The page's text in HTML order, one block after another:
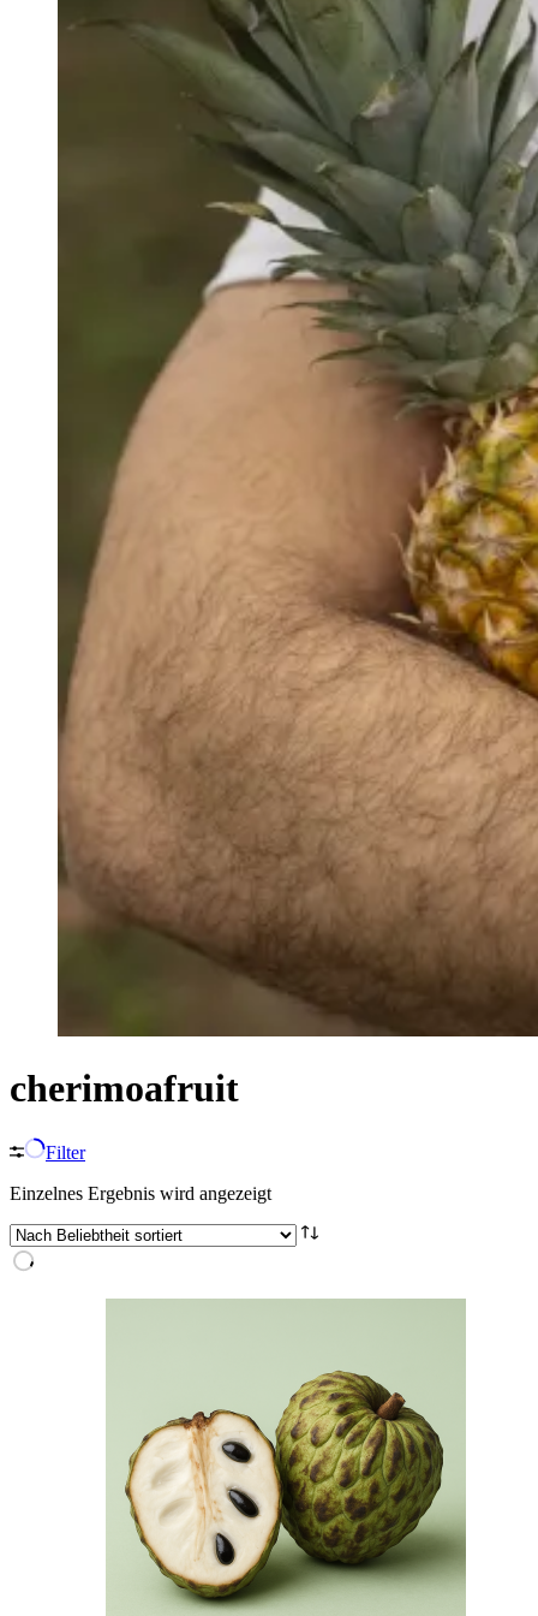
cherimoafruit
Filter
Einzelnes Ergebnis wird angezeigt